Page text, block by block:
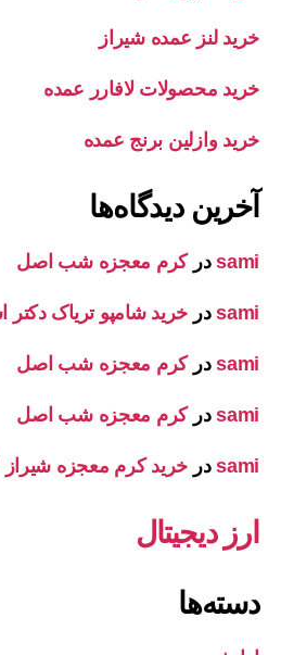
خرید لنز عمده شیراز
خرید محصولات لافارر عمده
خرید وازلین برنج عمده
آخرین دیدگاه‌ها
samiدرکرم معجزه شب اصل
samiدر خرید شامپو تریاک
samiدرکرم معجزه شب اصل
samiدرکرم معجزه شب اصل
samiدر خرید کرم معجزه
ارز دیجیتال
دسته‌ها